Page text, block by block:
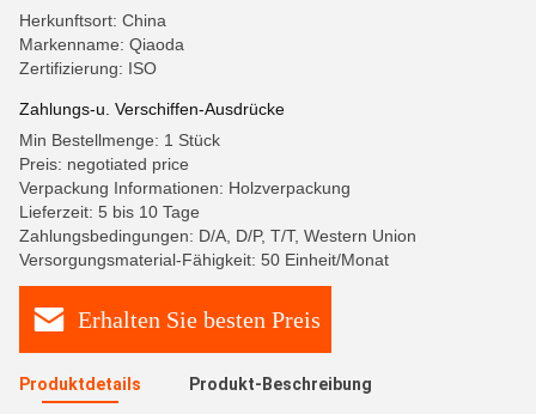
Herkunftsort: China
Markenname: Qiaoda
Zertifizierung: ISO
Zahlungs-u. Verschiffen-Ausdrücke
Min Bestellmenge: 1 Stück
Preis: negotiated price
Verpackung Informationen: Holzverpackung
Lieferzeit: 5 bis 10 Tage
Zahlungsbedingungen: D/A, D/P, T/T, Western Union
Versorgungsmaterial-Fähigkeit: 50 Einheit/Monat
Erhalten Sie besten Preis
Produktdetails Produkt-Beschreibung